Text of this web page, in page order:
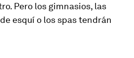
Pero los gimnasios, las
esquí o los spastendrán